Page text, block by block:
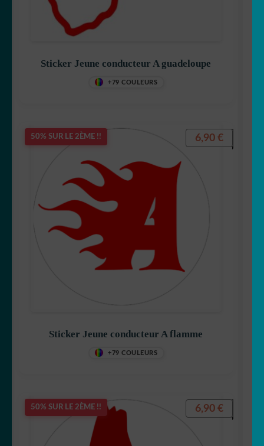
Sticker Jeune conducteur A guadeloupe
+79 COULEURS
50% SUR LE 2ÈME !!
Sticker Jeune conducteur A flamme
+79 COULEURS
6,90 €
50% SUR LE 2ÈME !! 6,90 €